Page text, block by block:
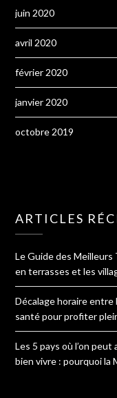
juin 2020
avril 2020
février 2020
janvier 2020
octobre 2019
ARTICLES
Le Guide des Meilleurs
en terrasses et les
Décalage horaire entre
santé pour profiter
Les 5 pays où l’on
bien vivre : pourquoi la